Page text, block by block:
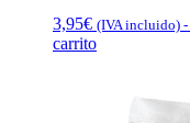
3,95€ (IVA incluido) -
carrito